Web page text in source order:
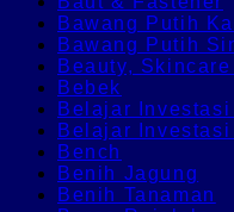
Bawang Putih
Bawang Putih
Beauty,
Bebek
Belajar Investasi
Belajar Investasi
Bench
Benih Jagung
Benih Tanaman